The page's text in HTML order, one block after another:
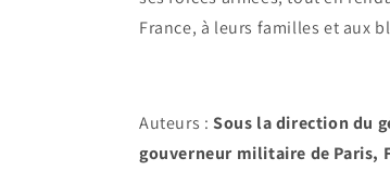
France, à leurs familles et aux
Auteurs : Sous la direction du
gouverneur militaire de Paris,